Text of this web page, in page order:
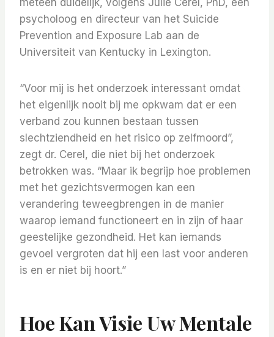
meteen duidelijk, volgens Julie Cerel, PhD, een
psycholoog en directeur van het Suicide
Prevention and Exposure Lab aan de
Universiteit van Kentucky in Lexington.
“Voor mij is het onderzoek interessant omdat
het eigenlijk nooit bij me opkwam dat er een
verband zou kunnen bestaan ​​tussen
slechtziendheid en het risico op zelfmoord”,
zegt dr. Cerel, die niet bij het onderzoek
betrokken was. “Maar ik begrijp hoe problemen
met het gezichtsvermogen kan een
verandering teweegbrengen in de manier
waarop iemand functioneert en in zijn of haar
geestelijke gezondheid. Het kan iemands
gevoel vergroten dat hij een last voor anderen
is en er niet bij hoort.”
Hoe Kan Visie Uw Mentale